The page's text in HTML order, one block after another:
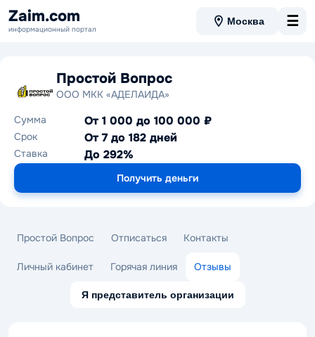
Zaim.com
информационный портал
Москва ☰
Простой Вопрос
ООО МКК «АДЕЛАИДА»
Сумма
От 1 000 до 100 000 ₽
Срок От 7 до 182 дней
Ставка До 292%
Получить деньги
Простой Вопрос Отписаться Контакты
Личный кабинет Горячая линия Отзывы
Я представитель организации